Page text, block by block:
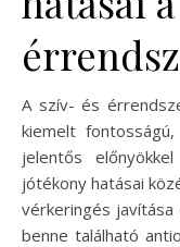
A szív- és
kiemelt
jelentős
jótékony hatásai
vérkeringés javítása
benne található